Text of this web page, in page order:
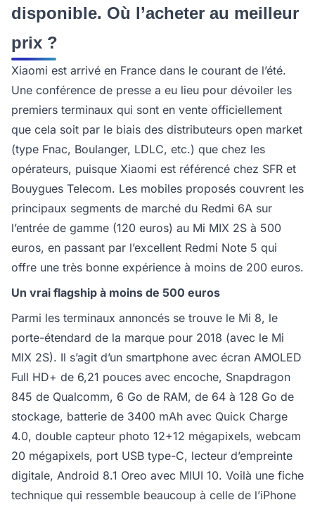
disponible. Où l’acheter au meilleur
prix ?
Xiaomi est arrivé en France dans le courant de l’été.
Une conférence de presse a eu lieu pour dévoiler les
premiers terminaux qui sont en vente officiellement
que cela soit par le biais des distributeurs open market
(type Fnac, Boulanger, LDLC, etc.) que chez les
opérateurs, puisque Xiaomi est référencé chez SFR et
Bouygues Telecom. Les mobiles proposés couvrent les
principaux segments de marché du Redmi 6A sur
l’entrée de gamme (120 euros) au Mi MIX 2S à 500
euros, en passant par l’excellent Redmi Note 5 qui
offre une très bonne expérience à moins de 200 euros.
Un vrai flagship à moins de 500 euros
Parmi les terminaux annoncés se trouve le Mi 8, le
porte-étendard de la marque pour 2018 (avec le Mi
MIX 2S). Il s’agit d’un smartphone avec écran AMOLED
Full HD+ de 6,21 pouces avec encoche, Snapdragon
845 de Qualcomm, 6 Go de RAM, de 64 à 128 Go de
stockage, batterie de 3400 mAh avec Quick Charge
4.0, double capteur photo 12+12 mégapixels, webcam
20 mégapixels, port USB type-C, lecteur d’empreinte
digitale, Android 8.1 Oreo avec MIUI 10. Voilà une fiche
technique qui ressemble beaucoup à celle de l’iPhone